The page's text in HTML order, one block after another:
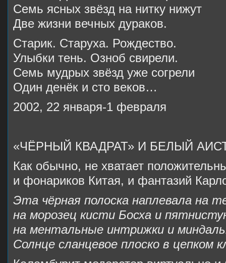
Семь ясных звёзд на нитку нижут
Две жизни вечных дураков.
Старик. Старуха. Рождество.
Улыбки тень. Озноб свирели.
Семь мудрых звёзд уже согрели
Один денёк и сто веков…
2002, 22 января-1 февраля
«ЧЁРНЫЙ КВАДРАТ» И БЕЛЫЙ
Как обычно, не хватает
и фонариков Китая, и фантазий
Эта чёрная полоска наплевала на
на морозец кисти Босха и
на ментальные интрижки и
Солнце сланцевое плоско в цепком